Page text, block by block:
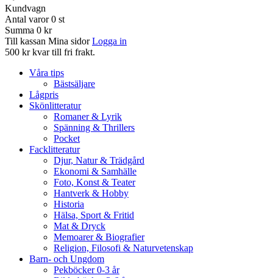
Kundvagn
Antal varor 0 st
Summa 0 kr
Till kassan Mina sidor Logga in
500 kr kvar till fri frakt.
Våra tips
Bästsäljare
Lågpris
Skönlitteratur
Romaner & Lyrik
Spänning & Thrillers
Pocket
Facklitteratur
Djur, Natur & Trädgård
Ekonomi & Samhälle
Foto, Konst & Teater
Hantverk & Hobby
Historia
Hälsa, Sport & Fritid
Mat & Dryck
Memoarer & Biografier
Religion, Filosofi & Naturvetenskap
Barn- och Ungdom
Pekböcker 0-3 år